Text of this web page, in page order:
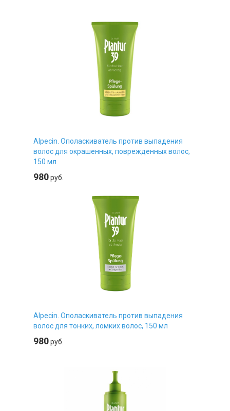
Alpecin. Ополаскиватель против выпадения
волос для окрашенных, поврежденных волос,
150 мл
980руб.
Alpecin. Ополаскиватель против выпадения
волос для тонких, ломких волос, 150 мл
980руб.